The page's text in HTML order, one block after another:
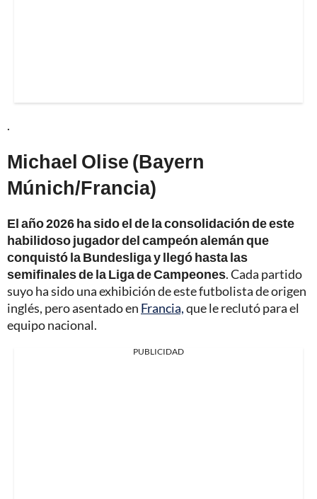
.
Michael Olise (Bayern
Múnich/Francia)
El año 2026 ha sido el de la consolidación de este
habilidoso jugador del campeón alemán que
conquistó la Bundesliga y llegó hasta las
semifinales de la Liga de Campeones. Cada partido
suyo ha sido una exhibición de este futbolista de origen
inglés, pero asentado en Francia,que le reclutó para el
equipo nacional.
PUBLICIDAD